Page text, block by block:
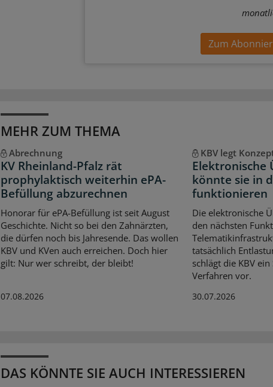
Zum
MEHR ZUM THEMA
Abrechnung
KV Rheinland-Pfalz rät
prophylaktisch weiterhin ePA-
Befüllung abzurechnen
Honorar für ePA-Befüllung ist seit August
Geschichte. Nicht so bei den Zahnärzten,
die dürfen noch bis Jahresende. Das wollen
KBV und KVen auch erreichen. Doch hier
gilt: Nur wer schreibt, der bleibt!
07.08.2026
KBV legt
Elektronische
könnte sie in
funktionieren
Die elektronische
den nächsten
tatsächlich
schlägt die KBV
Verfahren vor.
30.07.2026
DAS KÖNNTE SIE AUCH INTERESSIEREN